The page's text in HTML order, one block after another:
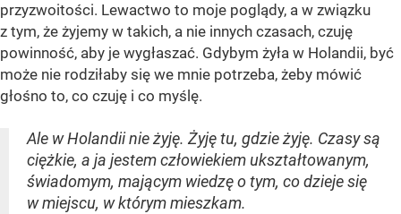
przyzwoitości. Lewactwo to moje poglądy, a w związku
z tym, że żyjemy w takich, a nie innych czasach, czuję
powinność, aby je wygłaszać. Gdybym żyła w Holandii, być
może nie rodziłaby się we mnie potrzeba, żeby mówić
głośno to, co czuję i co myślę.
Ale w Holandii nie żyję. Żyję tu, gdzie żyję. Czasy są
ciężkie, a ja jestem człowiekiem ukształtowanym,
świadomym, mającym wiedzę o tym, co dzieje się
w miejscu, w którym mieszkam.